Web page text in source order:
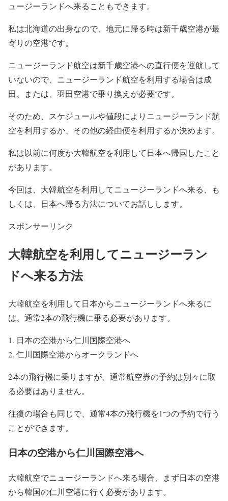
ュージーランドへ来ることもできます。
私は北海道の出身なので、地元に帰る時は新千歳空港が最
寄りの空港です。
ニュージーランド航空は新千歳空港への直行便を運航して
いないので、ニュージーランド航空を利用する場合は成
田、または、羽田空港で乗り換えが必要です。
そのため、スケジュールや値段によりニュージーランド航
空を利用するか、その他の経由便を利用するか決めます。
私は以前に何度か大韓航空を利用して日本へ帰国したこと
があります。
今回は、大韓航空を利用してニュージーランドへ来る、も
しくは、日本へ帰る方法についてお話しします。
スポンサーリンク
大韓航空を利用してニュージーラン
ドへ来る方法
大韓航空を利用して日本からニュージーランドへ来るに
は、通常2本の飛行機に乗る必要があります。
日本の空港から仁川国際空港へ
仁川国際空港からオークランドへ
2本の飛行機に乗りますが、通常航空券の予約は別々に取
る必要はありません。
往復の場合も同じで、通常4本の飛行機を1つの予約で行う
ことができます。
日本の空港から仁川国際空港へ
大韓航空でニュージーランドへ来る場合、まず日本の空港
から韓国の仁川空港に行く必要があります。